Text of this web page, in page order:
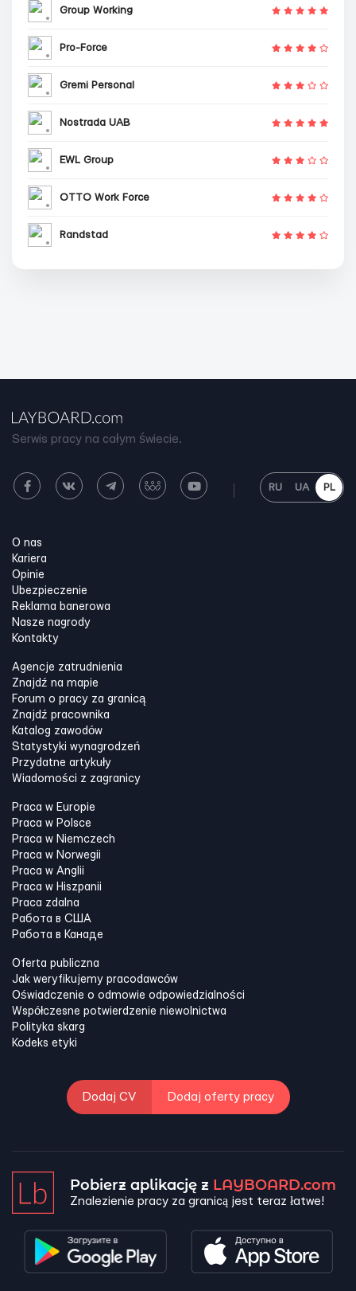
Group Working
Pro-Force
Gremi Personal
Nostrada UAB
EWL Group
OTTO Work Force
Randstad
Serwis pracy na całym świecie.
RU UA PL
O nas
Kariera
Opinie
Ubezpieczenie
Reklama banerowa
Nasze nagrody
Kontakty
Agencje zatrudnienia
Znajdź na mapie
Forum o pracy za granicą
Znajdź pracownika
Katalog zawodów
Statystyki wynagrodzeń
Przydatne artykuły
Wiadomości z zagranicy
Praca w Europie
Praca w Polsce
Praca w Niemczech
Praca w Norwegii
Praca w Anglii
Praca w Hiszpanii
Praca zdalna
Работа в США
Работа в Канадe
Oferta publiczna
Jak weryfikujemy pracodawców
Oświadczenie o odmowie odpowiedzialności
Współczesne potwierdzenie niewolnictwa
Polityka skarg
Kodeks etyki
Dodaj CV Dodaj oferty pracy
Pobierz aplikację z LAYBOARD.com
Znalezienie pracy za granicą jest teraz łatwe!